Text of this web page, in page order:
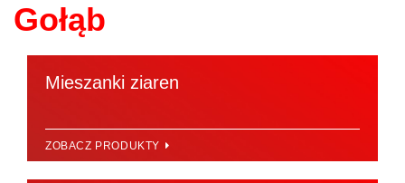
Gołąb
Mieszanki ziaren
ZOBACZ PRODUKTY